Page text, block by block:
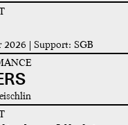
| Support: SGB